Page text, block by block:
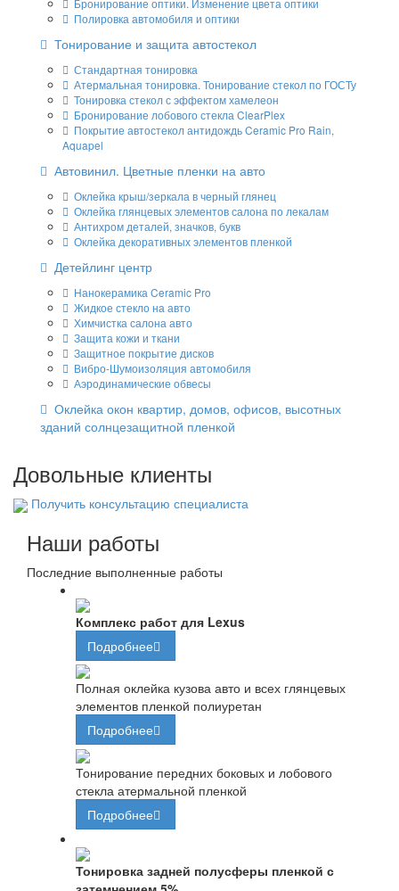
Бронирование оптики. Изменение цвета оптики
Полировка автомобиля и оптики
Тонирование и защита автостекол
Стандартная тонировка
Атермальная тонировка. Тонирование стекол по ГОСТу
Тонировка стекол с эффектом хамелеон
Бронирование лобового стекла ClearPlex
Покрытие автостекол антидождь Ceramic Pro Rain,
Aquapel
Автовинил. Цветные пленки на авто
Оклейка крыш/зеркала в черный глянец
Оклейка глянцевых элементов салона по лекалам
Антихром деталей, значков, букв
Оклейка декоративных элементов пленкой
Детейлинг центр
Нанокерамика Ceramic Pro
Жидкое стекло на авто
Химчистка салона авто
Защита кожи и ткани
Защитное покрытие дисков
Вибро-Шумоизоляция автомобиля
Аэродинамические обвесы
Оклейка окон квартир, домов, офисов, высотных
зданий солнцезащитной пленкой
Довольные клиенты
Получить консультацию специалиста
Наши работы
Последние выполненные работы
Комплекс работ для Lexus
Подробнее
Полная оклейка кузова авто и всех глянцевых
элементов пленкой полиуретан
Подробнее
Тонирование передних боковых и лобового
стекла атермальной пленкой
Подробнее
Тонировка задней полусферы пленкой с